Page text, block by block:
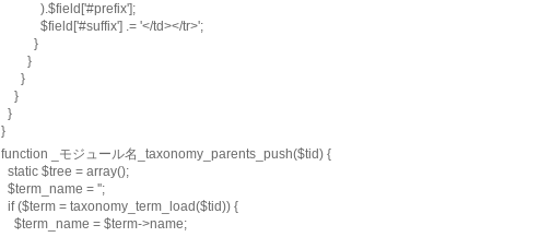
            ).$field['#prefix'];
            $field['#suffix'] .= '</td></tr>';
          }
        }
      }
    }
  }
}
function _モジュール名_taxonomy_parents_push($tid) {
  static $tree = array();
  $term_name = '';
  if ($term = taxonomy_term_load($tid)) {
    $term_name = $term->name;